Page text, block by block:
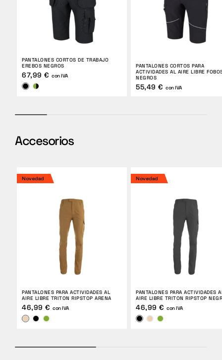
PANTALONES CORTOS DE TRABAJO
EREBOS NEGROS
67,99 € con IVA
PANTALONES CORTOS PARA
ACTIVIDADES AL AIRE LIBRE
NEGROS
55,49 € con IVA
Accesorios
Novedad
PANTALONES PARA ACTIVIDADES AL
AIRE LIBRE TRITON RIPSTOP ARENA
46,99 € con IVA
Novedad
PANTALONES PARA ACTIVIDADES
AIRE LIBRE TRITON RIPSTOP
46,99 € con IVA